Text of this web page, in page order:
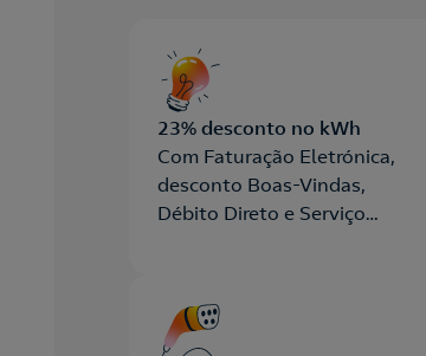
23% desconto no kWh
Com Faturação Eletrónica,
desconto Boas-Vindas,
Débito Direto e Serviço